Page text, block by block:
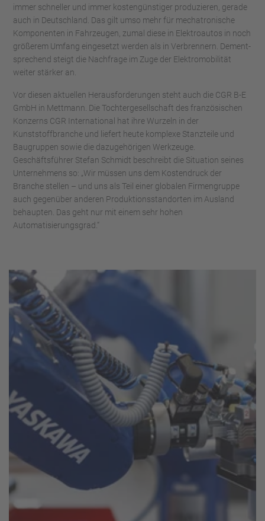
immer schneller und immer kostengünstiger produzieren, gerade
auch in Deutschland. Das gilt umso mehr für mechatronische
Komponenten in Fahrzeugen, zumal diese in Elektroautos in noch
größerem Umfang eingesetzt werden als in Verbrennern. Dement­
sprechend steigt die Nachfrage im Zuge der Elektromobilität
weiter stärker an.
Vor diesen aktuellen Herausforderungen steht auch die CGR B-E
GmbH in Mettmann. Die Tochtergesellschaft des französischen
Konzerns CGR International hat ihre Wurzeln in der
Kunststoffbranche und liefert heute komplexe Stanzteile und
Baugruppen sowie die dazugehörigen Werkzeuge.
Geschäftsführer Stefan Schmidt beschreibt die Situation seines
Unternehmens so: „Wir müssen uns dem Kostendruck der
Branche stellen – und uns als Teil einer globalen Firmengruppe
auch gegenüber anderen Produktionsstandorten im Ausland
behaupten. Das geht nur mit einem sehr hohen
Automatisierungsgrad.“